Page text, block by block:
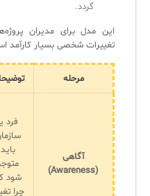
گردد.
این مدل برای مدیران
تغییرات شخصی بسیار کارآمد
مرحله
آگاهی
(Awareness)
فرد
باید
شود
چرا
Malware Protection Plus
سامانه مدیریت و مانیتورینگ شبکه
سامانه آزمون آنلاین